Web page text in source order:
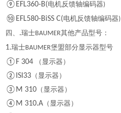
⑨EFL360-B(电机反馈轴编码器)
⑩EFL580-BiSS C(电机反馈轴编码器)
四、 .瑞士BAUMER其他产品型号：
1.瑞士BAUMER堡盟部分显示器型号
①F 304 （显示器）
②ISI33 （显示器）
③M 310 （显示器）
④M 310.A （显示器）